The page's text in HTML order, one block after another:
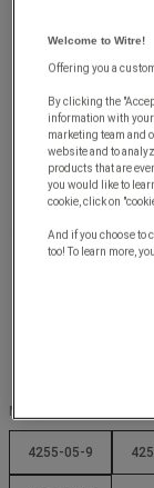
Modell :
4255-05-9
Welcome to Witre!
Offering you a
By clicking the
information with
marketing team and
website and to
products that are
you would like to
cookie, click on
And if you choose to
too! To learn more,